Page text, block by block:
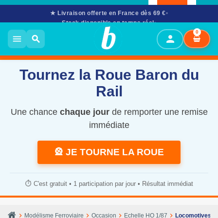
★ Livraison offerte en France dès 69 €
Stock disponible en temps réel
02 61 53 58 90
· Mar–Sam 10h–12h & 14h–17h30
menu search person
0
Tournez la Roue Baron du
Rail
Une chance chaque jourde remporter une remise
immédiate
🎡 JE TOURNE LA ROUE
⏱️ C'est gratuit • 1 participation par jour • Résultat immédiat
chevron_right Modélisme Ferroviaire chevron_right Occasion chevron_right Echelle HO 1/87 chevron_right Locomotives